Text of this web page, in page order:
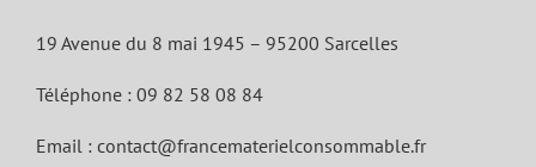
19 Avenue du 8 mai 1945 – 95200 Sarcelles
Téléphone : 09 82 58 08 84
Email : contact@francematerielconsommable.fr